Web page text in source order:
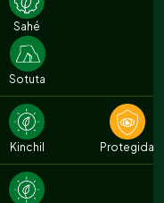
Sahé
Sotuta
Kinchil Protegida